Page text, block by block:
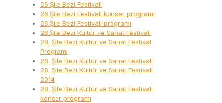
26.Şile Bezi Festivali
26.Şile Bezi Festivali konser programı
26.Şile Bezi Festivali programı
26.Şile Bezi Kültür ve Sanat Festivali
28. Şile Bezi Kültür ve Sanat Festival
Programı
28. Şile Bezi Kültür ve Sanat Festivali
28. Şile Bezi Kültür ve Sanat Festivali
2014
28. Şile Bezi Kültür ve Sanat Festivali
konser programı